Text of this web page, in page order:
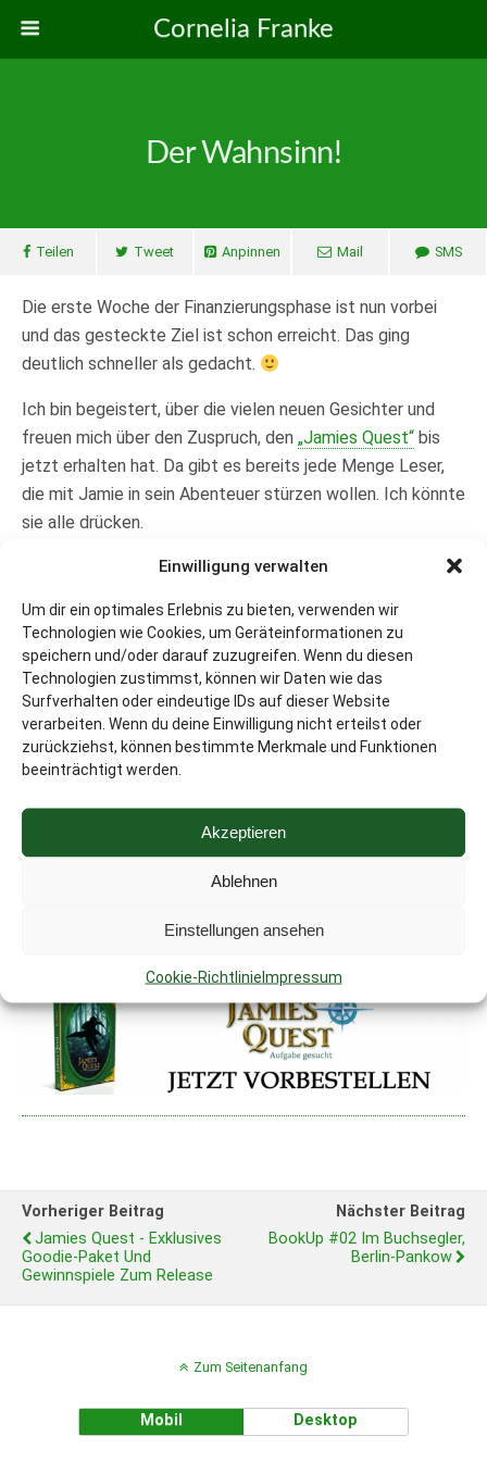
Einwilligung verwalten
Um dir ein optimales Erlebnis zu bieten, verwenden wir
Technologien wie Cookies, um Geräteinformationen zu
speichern und/oder darauf zuzugreifen. Wenn du diesen
Technologien zustimmst, können wir Daten wie das
Surfverhalten oder eindeutige IDs auf dieser Website
verarbeiten. Wenn du deine Einwilligung nicht erteilst oder
zurückziehst, können bestimmte Merkmale und Funktionen
beeinträchtigt werden.
Akzeptieren
Ablehnen
Einstellungen ansehen
Cookie-RichtlinieImpressum
Cornelia Franke
Der Wahnsinn!
Teilen Tweet Anpinnen Mail SMS
Die erste Woche der Finanzierungsphase ist nun vorbei
und das gesteckte Ziel ist schon erreicht. Das ging
deutlich schneller als gedacht.
Ich bin begeistert, über die vielen neuen Gesichter und
freuen mich über den Zuspruch, den „Jamies Quest“ bis
jetzt erhalten hat. Da gibt es bereits jede Menge Leser,
die mit Jamie in sein Abenteuer stürzen wollen. Ich könnte
sie alle drücken.
Danke noch mal an alle Fans, Unterstützer und diejenigen,
und ich sind wirklich neugierig, wohin Startnext uns noch
führt.
Obwohl das untere Limit erreicht wurde, geht Startnext
noch weiter. Bis zum 8. Oktober könnt ihr weiterhin das
Buch mit einem exklusiven Goodie-Paket vorbestellen.
(Neugierig geworden?
läuft die Verlosung des Kindles Fire HD ebenfalls weiter.
Ich wünsche euch schönes Wochenende, ich gehe jetzt
erstmal mit Dominic anstoßen.
Vorheriger Beitrag
Jamies Quest - Exklusives
Goodie-Paket Und
Gewinnspiele Zum Release
Nächster Beitrag
BookUp #02 Im Buchsegler,
Berlin-Pankow
Zum Seitenanfang
Mobil Desktop